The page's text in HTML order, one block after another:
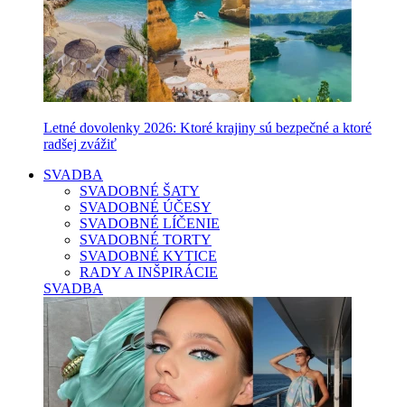
Letné dovolenky 2026: Ktoré krajiny sú bezpečné a ktoré
radšej zvážiť
SVADBA
SVADOBNÉ ŠATY
SVADOBNÉ ÚČESY
SVADOBNÉ LÍČENIE
SVADOBNÉ TORTY
SVADOBNÉ KYTICE
RADY A INŠPIRÁCIE
SVADBA